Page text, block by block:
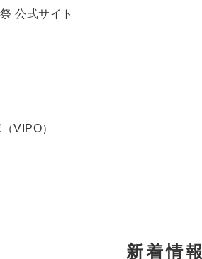
公式サイト
VIPO）
新着情報